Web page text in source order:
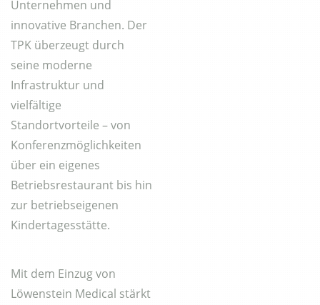
Unternehmen und
innovative Branchen. Der
TPK überzeugt durch
seine moderne
Infrastruktur und
vielfältige
Standortvorteile – von
Konferenzmöglichkeiten
über ein eigenes
Betriebsrestaurant bis hin
zur betriebseigenen
Kindertagesstätte.
Mit dem Einzug von
Löwenstein Medical stärkt